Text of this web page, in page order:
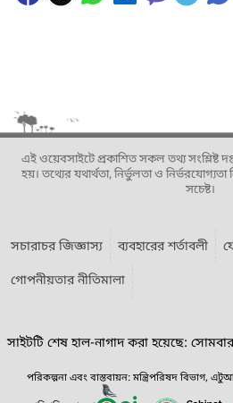
এই ওয়েবসাইটে প্রকাশিত সকল তথ্য সংশ্লিষ্ট
হয়। তথ্যের যথার্থতা, নির্ভুলতা ও নির্ভরযোগ্যতা
সচেষ্ট।
সচারাচর জিজ্ঞাস্য ব্যবহারের শর্তাবলী
গোপনীয়তার নীতিমালা
সাইটটি শেষ হাল-নাগাদ করা হয়েছে:
পরিকল্পনা এবং বাস্তবায়ন: মন্ত্রিপরিষদ বিভাগ,